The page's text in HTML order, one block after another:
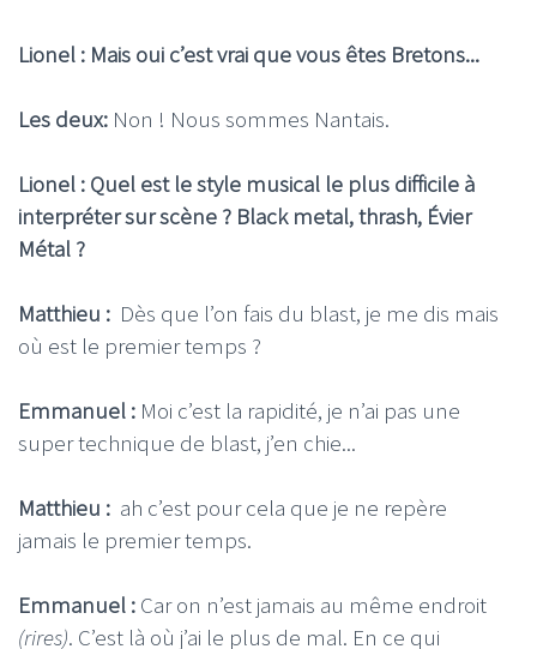
Lionel : Mais oui c’est vrai que vous êtes Bretons...
Les deux: Non ! Nous sommes Nantais.
Lionel : Quel est le style musical le plus difficile à
interpréter sur scène ? Black metal, thrash, Évier
Métal ?
Matthieu : Dès que l’on fais du blast, je me dis mais
où est le premier temps ?
Emmanuel : Moi c’est la rapidité, je n’ai pas une
super technique de blast, j’en chie...
Matthieu : ah c’est pour cela que je ne repère
jamais le premier temps.
Emmanuel : Car on n’est jamais au même endroit
(rires). C’est là où j’ai le plus de mal. En ce qui